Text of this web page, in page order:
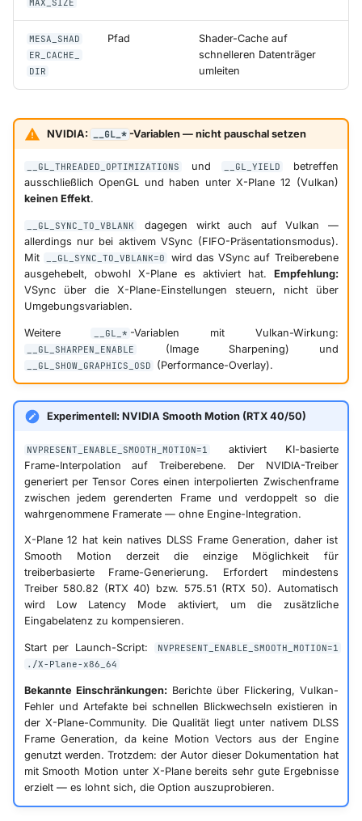
MAX_SIZE
MESA_SHAD
ER_CACHE_
DIR
Pfad
Shader-Cache auf
schnelleren Datenträger
umleiten
NVIDIA: __GL_* -Variablen — nicht pauschal setzen
__GL_THREADED_OPTIMIZATIONS und __GL_YIELD
betreffen
ausschließlich OpenGL und haben unter X-Plane 12 (Vulkan)
keinen Effekt.
__GL_SYNC_TO_VBLANK
dagegen wirkt auch auf Vulkan —
allerdings nur bei aktivem VSync (FIFO-Präsentationsmodus).
Mit
__GL_SYNC_TO_VBLANK=0
wird das VSync auf Treiberebene
ausgehebelt, obwohl X-Plane es aktiviert hat. Empfehlung:
VSync über die X-Plane-Einstellungen steuern, nicht über
Umgebungsvariablen.
Weitere __GL_* -Variablen mit Vulkan-Wirkung:
__GL_SHARPEN_ENABLE (Image Sharpening) und
__GL_SHOW_GRAPHICS_OSD (Performance-Overlay).
Experimentell: NVIDIA Smooth Motion (RTX 40/50)
NVPRESENT_ENABLE_SMOOTH_MOTION=1
aktiviert KI-basierte
Frame-Interpolation auf Treiberebene. Der NVIDIA-Treiber
generiert per Tensor Cores einen interpolierten Zwischenframe
zwischen jedem gerenderten Frame und verdoppelt so die
wahrgenommene Framerate — ohne Engine-Integration.
X-Plane 12 hat kein natives DLSS Frame Generation, daher ist
Smooth Motion derzeit die einzige Möglichkeit für
treiberbasierte Frame-Generierung. Erfordert mindestens
Treiber 580.82 (RTX 40) bzw. 575.51 (RTX 50). Automatisch
wird Low Latency Mode aktiviert, um die zusätzliche
Eingabelatenz zu kompensieren.
Start per Launch-Script:
NVPRESENT_ENABLE_SMOOTH_MOTION=1
./X-Plane-x86_64
Bekannte Einschränkungen: Berichte über Flickering, Vulkan-
Fehler und Artefakte bei schnellen Blickwechseln existieren in
der X-Plane-Community. Die Qualität liegt unter nativem DLSS
Frame Generation, da keine Motion Vectors aus der Engine
genutzt werden. Trotzdem: der Autor dieser Dokumentation hat
mit Smooth Motion unter X-Plane bereits sehr gute Ergebnisse
erzielt — es lohnt sich, die Option auszuprobieren.